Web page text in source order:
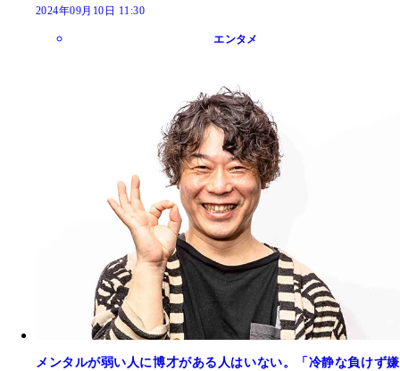
2024年09月10日 11:30
エンタメ
メンタルが弱い人に博才がある人はいない。「冷静な負けず嫌